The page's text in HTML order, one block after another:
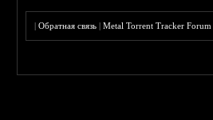
|Обратная связь |Metal Torrent Tracker Forum